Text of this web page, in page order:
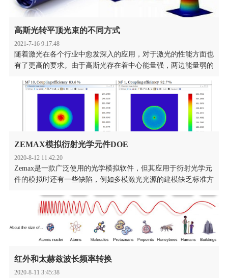
高斯光转平顶光束的不同方式
2021-7-16 9:17:48
随着激光在各个行业中愈发深入的应用，对于激光的性能方面也
有了更高的要求。由于高斯光存在着中心能量强，两边能量弱的
在光束整形方面，能产生平顶光束的器件很多，比如衍射光学元
件（DOE），微透镜阵列，非球面透镜组，多边形匀化棒等。
ZEMAX模拟衍射光学元件DOE
2020-8-12 11:42:20
Zemax是一款广泛使用的光学模拟软件，但其应用于衍射光学元
件的模拟时还有一些缺陷，例如多模激光光源的建模缺乏标准方
通过应用散射模型来模拟和优化Zemax™中的单模和多模激光
器。利用这种方法可以使用几何光线跟踪来实现类似物理光学的
结果，实现各种情况下衍射光学元件Zemax建模。
红外和太赫兹波长频率转换
2020-8-11 3:45:38